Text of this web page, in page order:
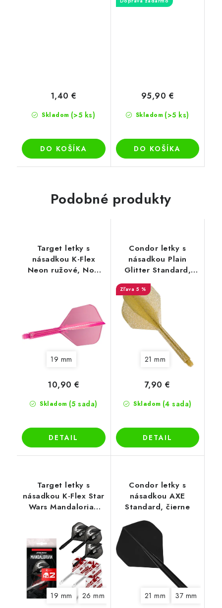
Skladom (>5 ks)
1,40 €
DO KOŠÍKA
Skladom (>5 ks)
95,90 €
DO KOŠÍKA
Podobné produkty
Target letky s
násadkou K-Flex
Neon ružové, No6
19 mm
Skladom (5 sada)
10,90 €
DETAIL
Condor letky s
násadkou Plain
Glitter Standard,
zlaté
5 %
21 mm
Skladom (4 sada)
7,90 €
DETAIL
Target letky s
násadkou K-Flex Star
Wars Mandalorian
19 mm 26 mm
Condor letky s
násadkou AXE
Standard, čierne
21 mm 37 mm